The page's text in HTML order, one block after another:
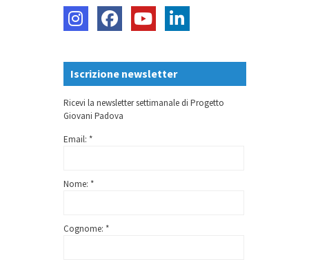
Iscrizione newsletter
Ricevi la newsletter settimanale di Progetto
Giovani Padova
Email: *
Nome: *
Cognome: *